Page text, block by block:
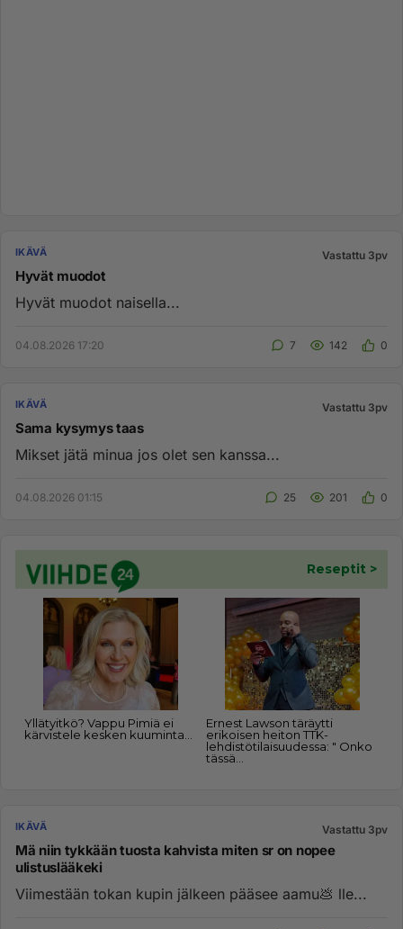
IKÄVÄ Vastattu 3pv
Hyvät muodot
Hyvät muodot naisella...
04.08.2026 17:20 7 142 0
IKÄVÄ Vastattu 3pv
Sama kysymys taas
Mikset jätä minua jos olet sen kanssa...
04.08.2026 01:15 25 201 0
IKÄVÄ Vastattu 3pv
Mä niin tykkään tuosta kahvista miten sr on nopee
ulistuslääkeki
Viimestään tokan kupin jälkeen pääsee aamu💩 lle...